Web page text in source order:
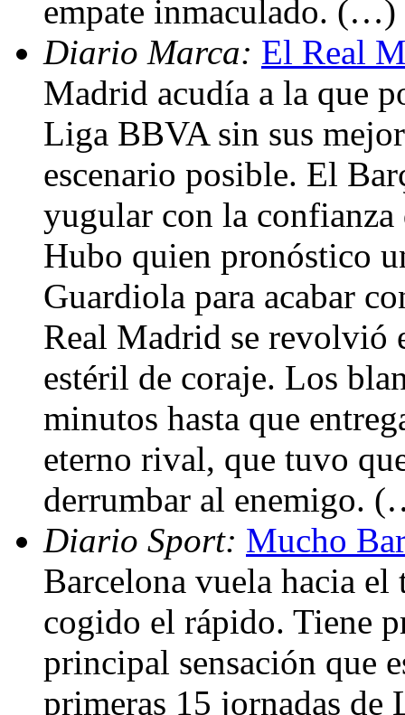
empate inmaculado. (…)
Diario Marca: El Real
Madrid acudía a la que
Liga BBVA sin sus
escenario posible. El
yugular con la
Hubo quien pronóstico
Guardiola para acabar
Real Madrid se revolvió
estéril de coraje. Los
minutos hasta que
eterno rival, que tuvo
derrumbar al enemigo.
Diario Sport: Mucho
Barcelona vuela hacia
cogido el rápido. Tiene
principal sensación que
primeras 15 jornadas